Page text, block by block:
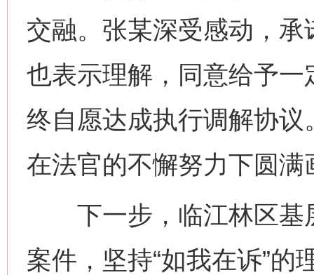
交融。张某深受感动，
也表示理解，同意给予
终自愿达成执行调解协
在法官的不懈努力下圆满
下一步，临江林区基
案件，坚持“如我在诉”